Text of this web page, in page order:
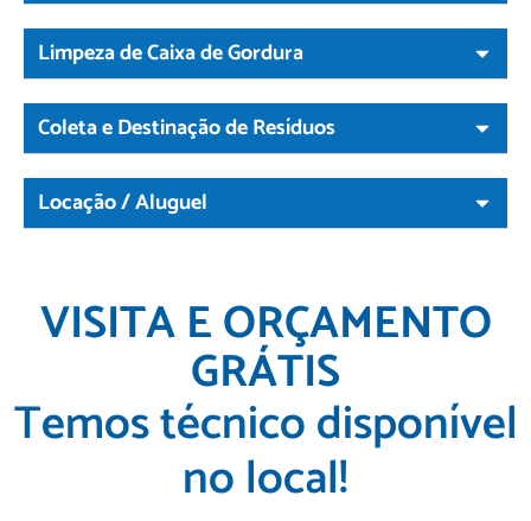
Limpeza de Caixa de Gordura
Coleta e Destinação de Resíduos
Locação / Aluguel
VISITA E ORÇAMENTO
GRÁTIS
Temos técnico disponível
no local!